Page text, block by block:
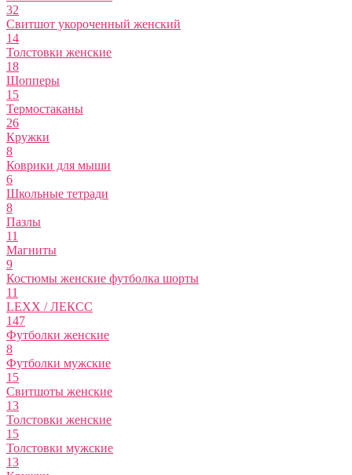
32
Свитшот укороченный женский
14
Толстовки женские
18
Шопперы
15
Термостаканы
26
Кружки
8
Коврики для мыши
6
Школьные тетради
8
Пазлы
11
Магниты
9
Костюмы женские футболка шорты
11
LEXX / ЛЕКСС
147
Футболки женские
8
Футболки мужские
15
Свитшоты женские
13
Толстовки женские
15
Толстовки мужские
13